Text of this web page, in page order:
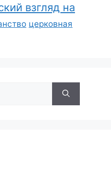
взгляд на
церковная